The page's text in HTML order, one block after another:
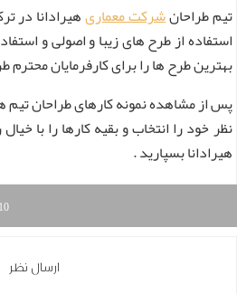
تیم طراحانشرکت معماریهیرادانا در
استفاده از طرح های زیبا و اصولی و
بهترین طرح ها را برای کارفرمایان محترم
پس از مشاهده نمونه کارهای طراحان تیم
نظر خود را انتخاب و بقیه کارها را با
هیرادانا بسپارید .
10
ارسال نظر